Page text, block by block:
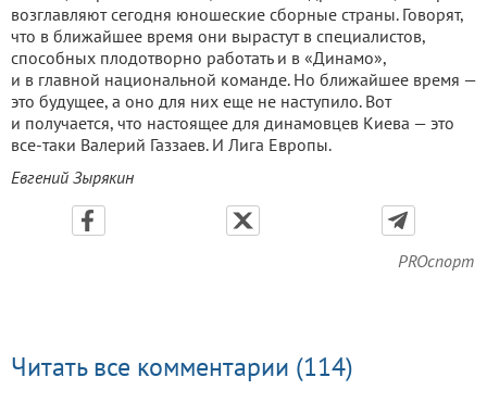
возглавляют сегодня юношеские сборные страны. Говорят,
что в ближайшее время они вырастут в специалистов,
способных плодо­творно работать и в «Динамо»,
и в главной национальной команде. Но ближайшее время —
это будущее, а оно для них еще не наступило. Вот
и получается, что настоящее для динамовцев Киева — это
все-таки Валерий Газзаев. И Лига Европы.
Евгений Зырякин
PROспорт
Читать все комментарии (114)